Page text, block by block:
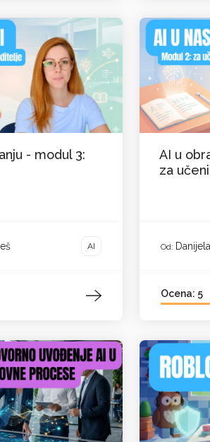
- modul 3:
AI
AI u
za
Od:
Ocena: 5